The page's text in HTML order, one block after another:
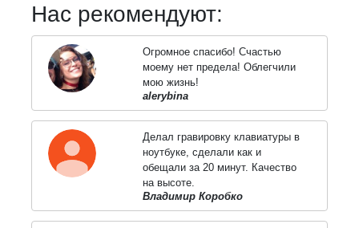
Нас рекомендуют:
Огромное спасибо! Счастью
моему нет предела! Облегчили
мою жизнь!
alerybina
Делал гравировку клавиатуры в
ноутбуке, сделали как и
обещали за 20 минут. Качество
на высоте.
Владимир Коробко